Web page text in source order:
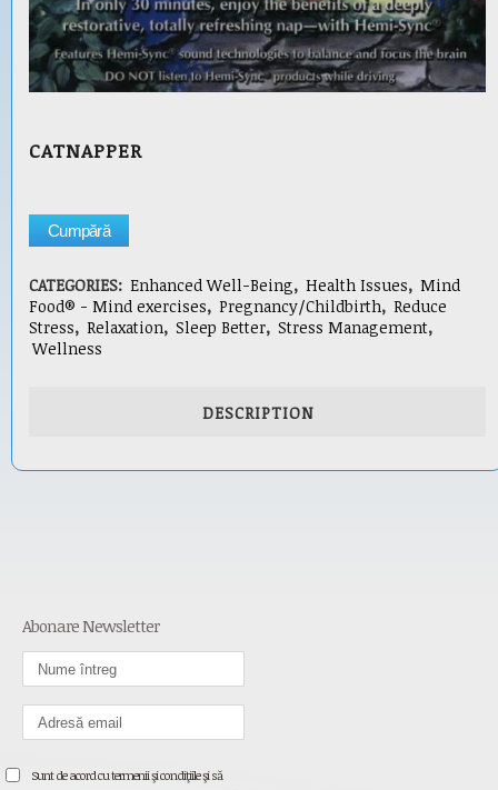
CATNAPPER
Cumpără
CATEGORIES: Enhanced Well-Being, Health Issues, Mind
Food® - Mind exercises, Pregnancy/Childbirth, Reduce
Stress, Relaxation, Sleep Better, Stress Management,
Wellness
DESCRIPTION
Abonare Newsletter
Sunt de acord cu termenii şi condiţiile şi să